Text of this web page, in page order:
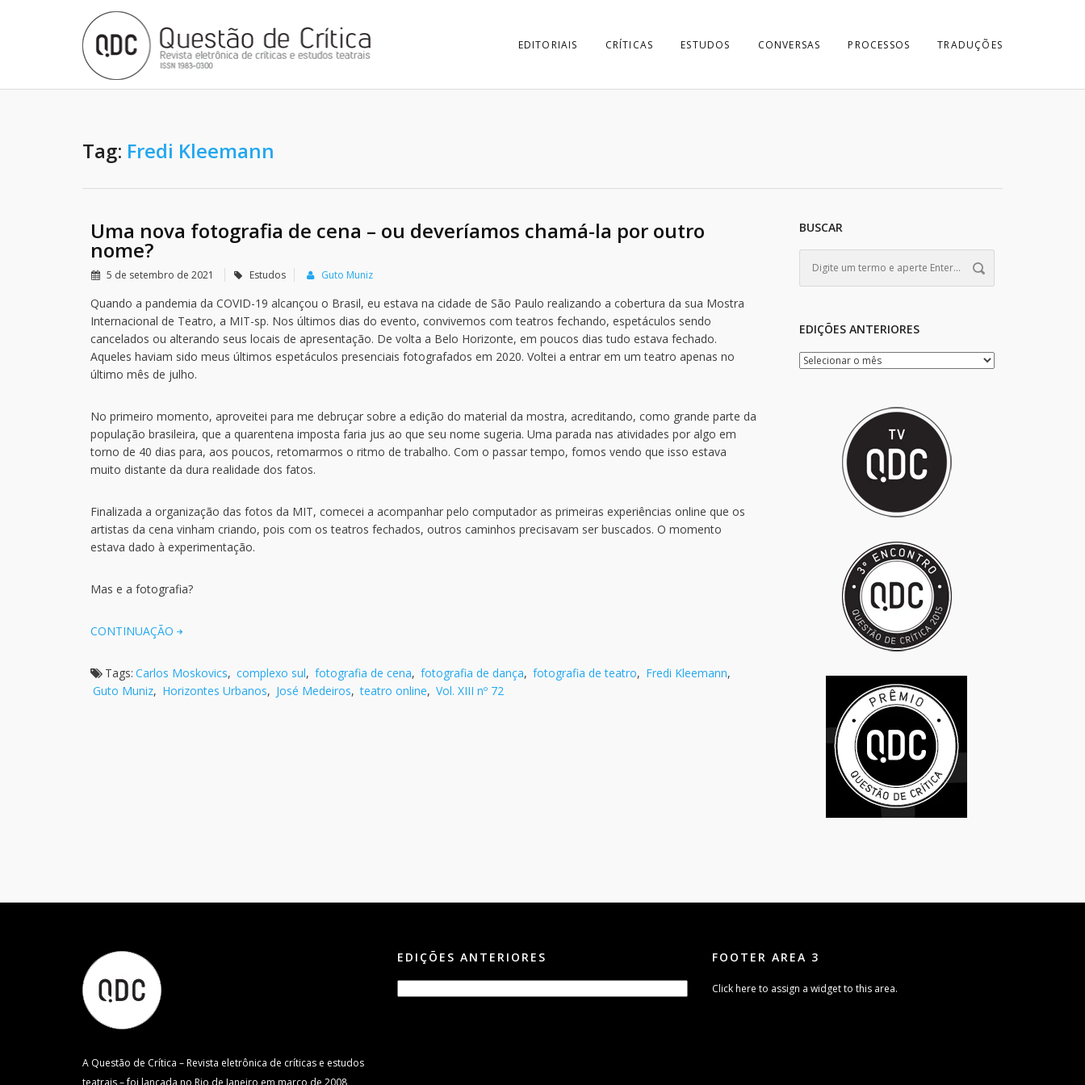
EDITORIAIS CRÍTICAS ESTUDOS CONVERSAS PROCESSOS TRADUÇÕES
Tag: Fredi Kleemann
Uma nova fotografia de cena – ou deveríamos chamá-la por outro
nome?
5 de setembro de 2021 Estudos Guto Muniz
Quando a pandemia da COVID-19 alcançou o Brasil, eu estava na cidade de São Paulo realizando a cobertura da sua Mostra
Internacional de Teatro, a MIT-sp. Nos últimos dias do evento, convivemos com teatros fechando, espetáculos sendo
cancelados ou alterando seus locais de apresentação. De volta a Belo Horizonte, em poucos dias tudo estava fechado.
Aqueles haviam sido meus últimos espetáculos presenciais fotografados em 2020. Voltei a entrar em um teatro apenas no
último mês de julho.
No primeiro momento, aproveitei para me debruçar sobre a edição do material da mostra, acreditando, como grande parte da
população brasileira, que a quarentena imposta faria jus ao que seu nome sugeria. Uma parada nas atividades por algo em
torno de 40 dias para, aos poucos, retomarmos o ritmo de trabalho. Com o passar tempo, fomos vendo que isso estava
muito distante da dura realidade dos fatos.
Finalizada a organização das fotos da MIT, comecei a acompanhar pelo computador as primeiras experiências online que os
artistas da cena vinham criando, pois com os teatros fechados, outros caminhos precisavam ser buscados. O momento
estava dado à experimentação.
Mas e a fotografia?
CONTINUAÇÃO
Tags: Carlos Moskovics, complexo sul, fotografia de cena, fotografia de dança, fotografia de teatro, Fredi Kleemann,
Guto Muniz, Horizontes Urbanos, José Medeiros, teatro online, Vol. XIII nº 72
BUSCAR
EDIÇÕES ANTERIORES
A Questão de Crítica – Revista eletrônica de críticas e estudos
teatrais – foi lançada no Rio de Janeiro em março de 2008
EDIÇÕES ANTERIORES FOOTER AREA 3
Click here to assign a widget to this area.